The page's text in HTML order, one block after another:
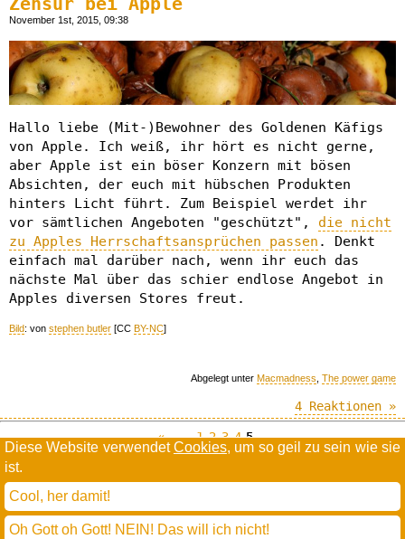
Diese Website verwendetCookies, um so geil zu sein wie sie
ist.
Cool, her damit!
Oh Gott oh Gott! NEIN! Das will ich nicht!
November 1st, 2015, 09:38
Hallo liebe (Mit-)Bewohner des Goldenen Käfigs
von Apple. Ich weiß, ihr hört es nicht gerne,
aber Apple ist ein böser Konzern mit bösen
Absichten, der euch mit hübschen Produkten
hinters Licht führt. Zum Beispiel werdet ihr
vor sämtlichen Angeboten "geschützt", die nicht
zu Apples Herrschaftsansprüchen passen . Denkt
einfach mal darüber nach, wenn ihr euch das
nächste Mal über das schier endlose Angebot in
Apples diversen Stores freut.
Bild: von stephen butler [CC BY-NC]
Abgelegt unter Macmadness The power game
4 Reaktionen »
«-- 1 2 3 4 5
todamax rennt aufwordpress
(mit minimalen anpassungen in oberlängen und kerning)
* daMaxentgendert nach Hermes Phettberg